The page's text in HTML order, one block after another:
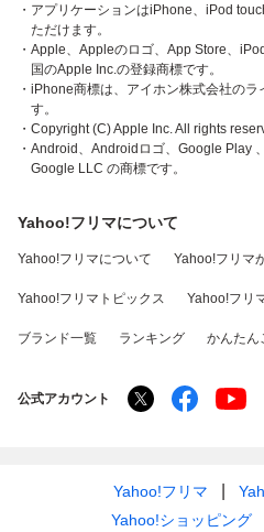
・アプリケーションはiPhone、iPod
ただけます。
・Apple、Appleのロゴ、App Store、
国のApple Inc.の登録商標です。
・iPhone商標は、アイホン株式会社の
す。
・Copyright (C) Apple Inc. All rights
・Android、Androidロゴ、Google Play
Google LLC の商標です。
Yahoo!フリマについて
Yahoo!フリマについて Yahoo!フリマ
Yahoo!フリマトピックス Yahoo!フリ
ブランド一覧 ランキング かんたん
公式アカウント
Yahoo!フリマ
Yahoo!ショッピング